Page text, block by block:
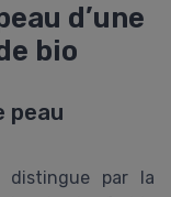
d’une
bio
peau
distingue par la